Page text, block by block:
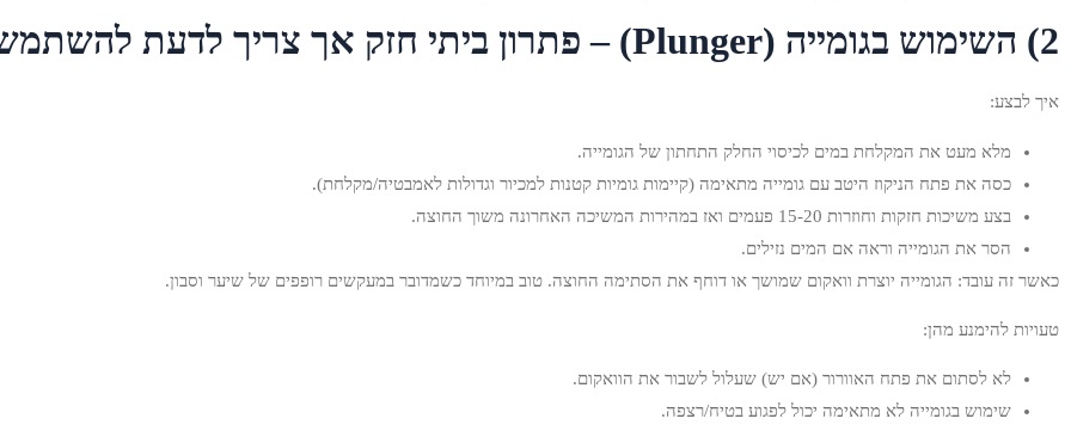
2) השימוש בגומייה (Plunger) – פתרון ביתי חזק אך צריך לדעת להשתמש נכון
איך לבצע:
מלא מעט את המקלחת במים לכיסוי החלק התחתון של הגומייה.
כסה את פתח הניקוז היטב עם גומייה מתאימה (קיימות גומיות קטנות למכיור וגדולות לאמבטיה/מקלחת).
בצע משיכות חזקות וחוזרות 15-20 פעמים ואז במהירות המשיכה האחרונה משוך החוצה.
הסר את הגומייה וראה אם המים נזילים.
כאשר זה עובד: הגומייה יוצרת וואקום שמושך או דוחף את הסתימה החוצה. טוב במיוחד כשמדובר במעקשים רופפים של שיער וסבון.
טעויות להימנע מהן:
לא לסתום את פתח האוורור (אם יש) שעלול לשבור את הוואקום.
שימוש בגומייה לא מתאימה יכול לפגוע בטיח/רצפה.